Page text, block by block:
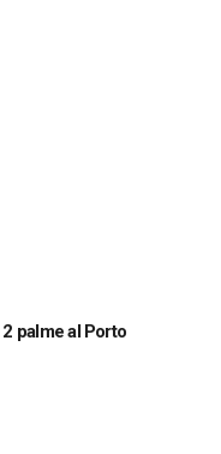
palme al Porto